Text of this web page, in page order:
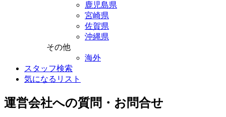
鹿児島県
宮崎県
佐賀県
沖縄県
その他
海外
スタッフ検索
気になるリスト
運営会社への質問・お問合せ